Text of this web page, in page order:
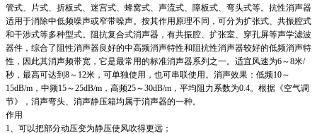
管式、片式、折板式、迷宫式、蜂窝式、声流式、障板式、弯头式等。抗性消声器
适用于消除中低频噪声或窄带噪声。按其作用原理不同，可分为扩张式、共振腔式
和干涉式等多种型式。阻抗复合式消声器，有共振腔、扩张室、穿孔屏等声学滤波
器件，综合了阻性消声器良好的中高频消声特性和阻抗性消声器较好的低频消声特
性，因此其消声频带宽，它是最常用的标准消声器系列之一。适宜风速为6～8米/
秒，最高可达到8～12米，可单独使用，也可串联使用。消声效果：低频10～
15dB/m，中频15～25dB/m，高频25～30dB/m，平均阻力系数为0.4。根据《空气调
节》，消声弯头、消声静压箱均属于消声器的一种。
作用
1、可以把部分动压变为静压使风吹得更远；